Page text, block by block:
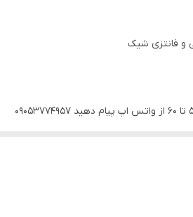
و فانتزی شیک